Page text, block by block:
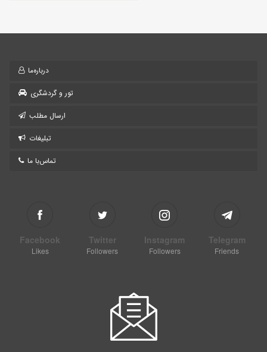
درباره‌ما
تور و گردشگری
ارسال مطلب
تبلیغات
تماس‌با ما
Facebook
Likes
Twitter
Followers
Instagram
Followers
Telegram
Friends